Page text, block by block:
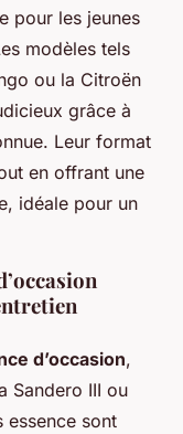
pour les jeunes
modèles tels
ou la Citroën
grâce à
Leur format
en offrant une
idéale pour un
d’occasion,
Sandero III ou
essence sont